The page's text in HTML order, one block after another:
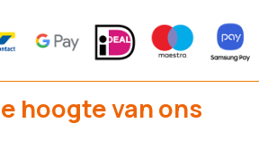
hoogte van ons